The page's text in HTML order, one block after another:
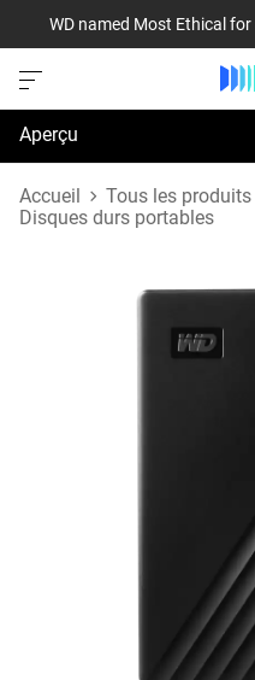
WD named Most Ethical
Aperçu
Caractéristiques techniques
Accueil Tous les produits
Disques durs portables